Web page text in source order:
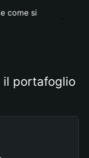
come si
il portafoglio